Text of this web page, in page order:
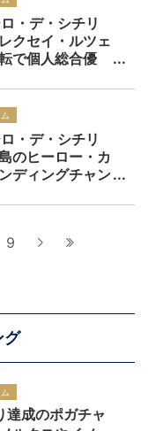
グ
達成のポガチャ
・デ・シチリ
クセイ・ルツェ
で個人総合優
ローもレースを
・デ・シチリ
のヒーロー・カ
ディングチャン
チーム中心の戦
9 次へ